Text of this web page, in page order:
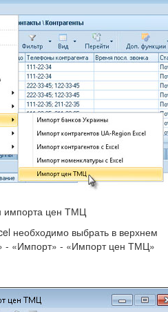
импорта цен ТМЦ
необходимо выбрать в верхнем
- «Импорт» - «Импорт цен ТМЦ»